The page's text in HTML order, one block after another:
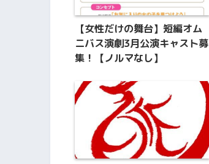
【女性だけの舞台】短編オム
ニバス演劇3月公演キャスト募
集！【ノルマなし】